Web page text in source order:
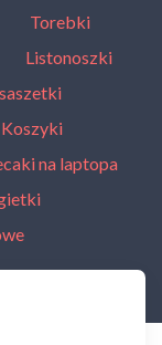
Torebki
Listonoszki
Koszyki
na laptopa